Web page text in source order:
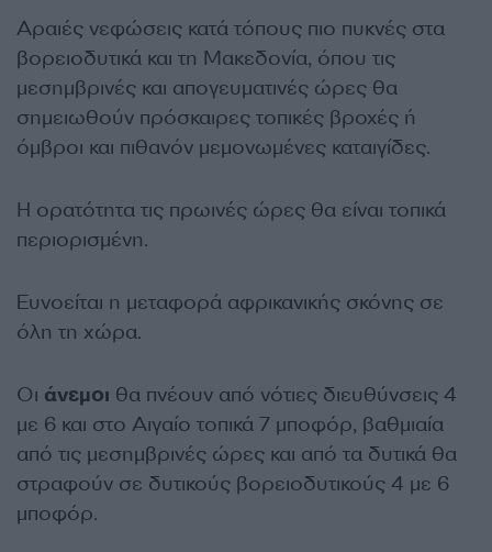
Αραιές νεφώσεις κατά τόπους πιο πυκνές στα
βορειοδυτικά και τη Μακεδονία, όπου τις
μεσημβρινές και απογευματινές ώρες θα
σημειωθούν πρόσκαιρες τοπικές βροχές ή
όμβροι και πιθανόν μεμονωμένες καταιγίδες.
Η ορατότητα τις πρωινές ώρες θα είναι τοπικά
περιορισμένη.
Ευνοείται η μεταφορά αφρικανικής σκόνης σε
όλη τη χώρα.
Οι άνεμοι θα πνέουν από νότιες διευθύνσεις 4
με 6 και στο Αιγαίο τοπικά 7 μποφόρ, βαθμιαία
από τις μεσημβρινές ώρες και από τα δυτικά θα
στραφούν σε δυτικούς βορειοδυτικούς 4 με 6
μποφόρ.